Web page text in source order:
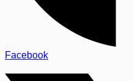
Facebook